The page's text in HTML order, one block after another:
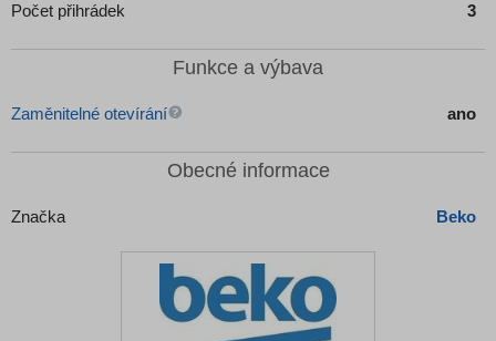
Počet přihrádek 3
Funkce a výbava
Zaměnitelné otevírání ano
Obecné informace
Značka Beko